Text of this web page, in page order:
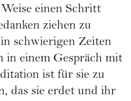
einen Schritt
ziehen zu
schwierigen Zeiten
in einem Gespräch mit
ist für sie zu
das sie erdet und ihr